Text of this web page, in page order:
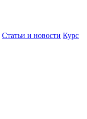
Статьи и новости Курс